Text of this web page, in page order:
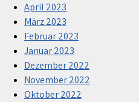
April 2023
März 2023
Februar 2023
Januar 2023
Dezember 2022
November 2022
Oktober 2022